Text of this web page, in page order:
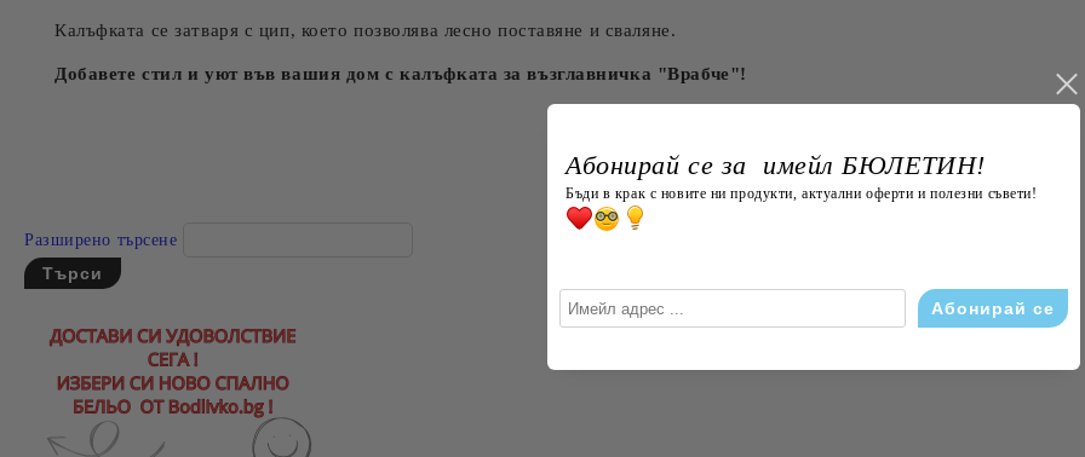
Калъфката се затваря с цип, което позволява лесно поставяне и сваляне.
Добавете стил и уют във вашия дом с калъфката за възглавничка "Врабче"!
Търси
Разширено търсене
Абонирай се за имейл БЮЛЕТИН!
Бъди в крак с новите ни продукти, актуални оферти и полезни съвети!